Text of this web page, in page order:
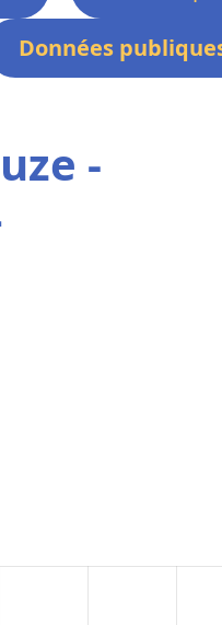
Données
-